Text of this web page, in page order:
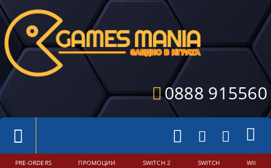
0888 915560
PRE-ORDERS ПРОМОЦИИ SWITCH 2 SWITCH WII